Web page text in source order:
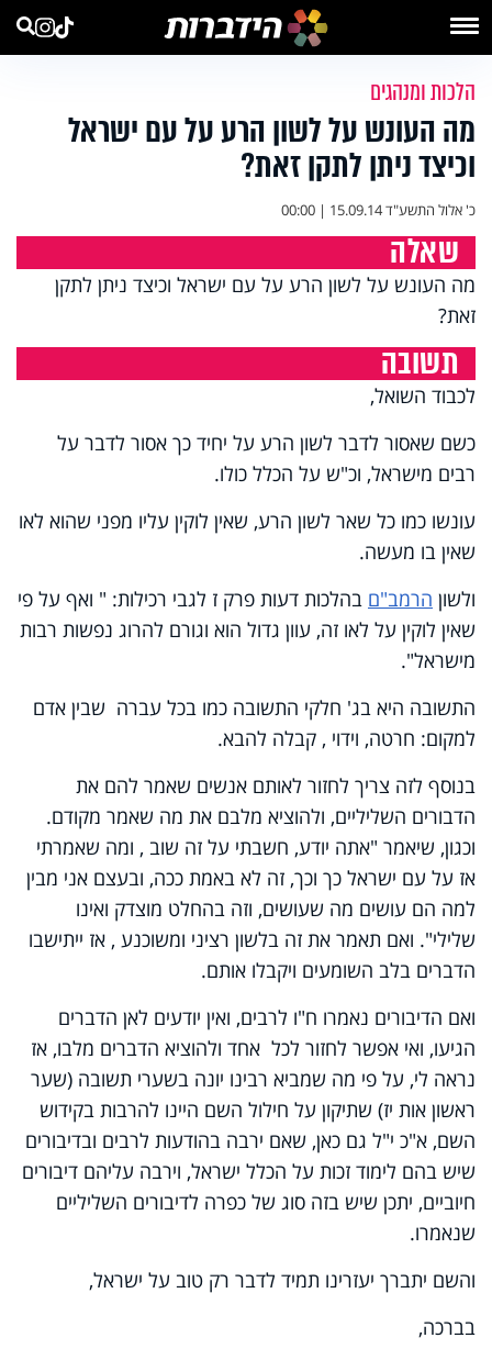
הלכות ומנהגים
מה העונש על לשון הרע על עם ישראל
וכיצד ניתן לתקן זאת?
כ' אלול התשע"ד15.09.14 | 00:00
שאלה
מה העונש על לשון הרע על עם ישראל וכיצד ניתן לתקן
זאת?
תשובה
לכבוד השואל,
כשם שאסור לדבר לשון הרע על יחיד כך אסור לדבר על
רבים מישראל, וכ"ש על הכלל כולו.
עונשו כמו כל שאר לשון הרע, שאין לוקין עליו מפני שהוא לאו
שאין בו מעשה.
ולשון הרמב"ם בהלכות דעות פרק ז לגבי רכילות: " ואף על פי
שאין לוקין על לאו זה, עוון גדול הוא וגורם להרוג נפשות רבות
מישראל".
התשובה היא בג' חלקי התשובה כמו בכל עברה שבין אדם
למקום: חרטה, וידוי , קבלה להבא.
בנוסף לזה צריך לחזור לאותם אנשים שאמר להם את
הדבורים השליליים, ולהוציא מלבם את מה שאמר מקודם.
וכגון, שיאמר "אתה יודע, חשבתי על זה שוב , ומה שאמרתי
אז על עם ישראל כך וכך, זה לא באמת ככה, ובעצם אני מבין
למה הם עושים מה שעושים, וזה בהחלט מוצדק ואינו
שלילי". ואם תאמר את זה בלשון רציני ומשוכנע , אז ייתישבו
הדברים בלב השומעים ויקבלו אותם.
ואם הדיבורים נאמרו ח"ו לרבים, ואין יודעים לאן הדברים
הגיעו, ואי אפשר לחזור לכל אחד ולהוציא הדברים מלבו, אז
נראה לי, על פי מה שמביא רבינו יונה בשערי תשובה (שער
ראשון אות יז) שתיקון על חילול השם היינו להרבות בקידוש
השם, א"כ י"ל גם כאן, שאם ירבה בהודעות לרבים ובדיבורים
שיש בהם לימוד זכות על הכלל ישראל, וירבה עליהם דיבורים
חיוביים, יתכן שיש בזה סוג של כפרה לדיבורים השליליים
שנאמרו.
והשם יתברך יעזרינו תמיד לדבר רק טוב על ישראל,
בברכה,